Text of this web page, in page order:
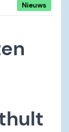
Nieuws